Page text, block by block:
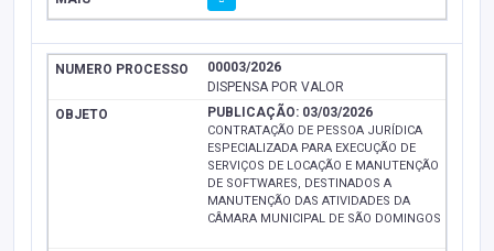
00003/2026
DISPENSA POR VALOR
PUBLICAÇÃO: 03/03/2026
CONTRATAÇÃO DE PESSOA JURÍDICA
ESPECIALIZADA PARA EXECUÇÃO DE
SERVIÇOS DE LOCAÇÃO E MANUTENÇÃO
DE SOFTWARES, DESTINADOS A
MANUTENÇÃO DAS ATIVIDADES DA
CÂMARA MUNICIPAL DE SÃO DOMINGOS